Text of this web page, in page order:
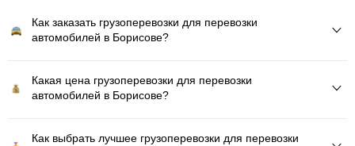
Как заказать грузоперевозки для перевозки
автомобилей в Борисове?
Какая цена грузоперевозки для перевозки
автомобилей в Борисове?
Как выбрать лучшее грузоперевозки для перевозки